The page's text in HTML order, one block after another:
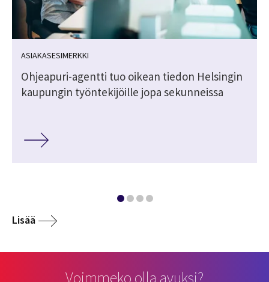
ASIAKASESIMERKKI
Ohjeapuri-agentti tuo oikean tiedon Helsingin
kaupungin työntekijöille jopa sekunneissa
Lisää
Voimmeko olla avuksi?